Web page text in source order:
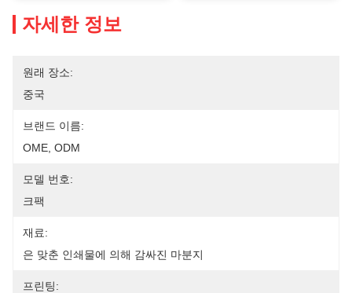
자세한 정보
원래 장소:
중국
브랜드 이름:
OME, ODM
모델 번호:
크팩
재료:
은 맞춘 인쇄물에 의해 감싸진 마분지
프린팅: